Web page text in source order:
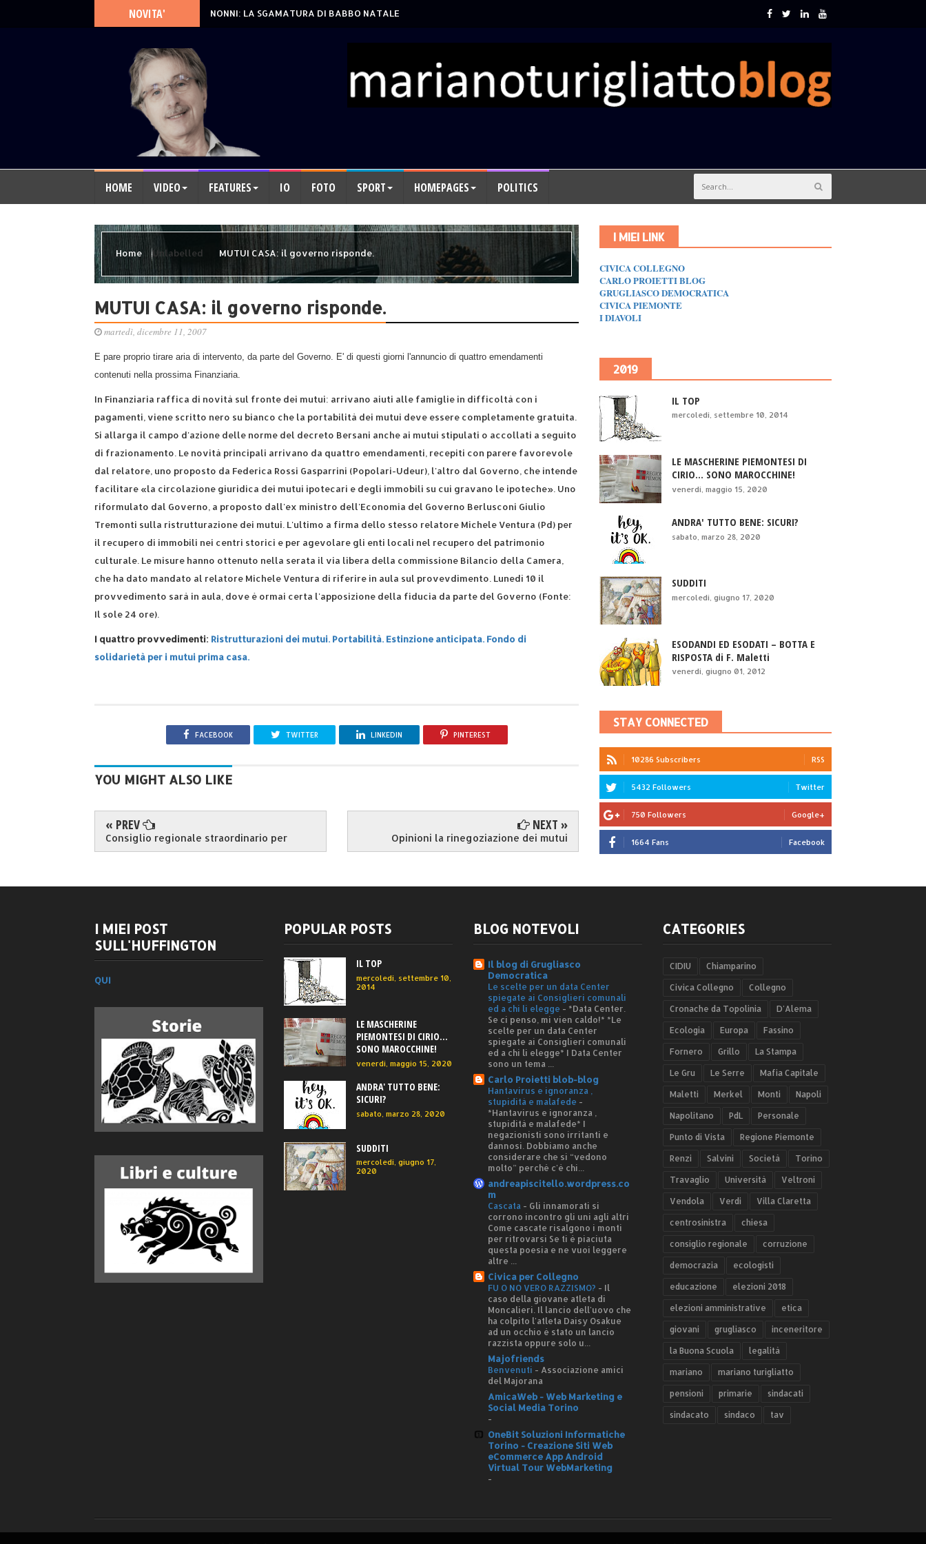
NOVITA' NONNI: LA SGAMATURA DI BABBO NATALE
HOME VIDEO FEATURES IO FOTO SPORT HOMEPAGES POLITICS
Home Unlabelled MUTUI CASA: il governo risponde.
MUTUI CASA: il governo risponde.
martedì, dicembre 11, 2007
E pare proprio tirare aria di intervento, da parte del Governo. E' di questi giorni l'annuncio di quattro emendamenti
contenuti nella prossima Finanziaria.
In Finanziaria raffica di novità sul fronte dei mutui: arrivano aiuti alle famiglie in difficoltà con i
pagamenti, viene scritto nero su bianco che la portabilità dei mutui deve essere completamente gratuita.
Si allarga il campo d'azione delle norme del decreto Bersani anche ai mutui stipulati o accollati a seguito
di frazionamento. Le novità principali arrivano da quattro emendamenti, recepiti con parere favorevole
dal relatore, uno proposto da Federica Rossi Gasparrini (Popolari-Udeur), l'altro dal Governo, che intende
facilitare «la circolazione giuridica dei mutui ipotecari e degli immobili su cui gravano le ipoteche». Uno
riformulato dal Governo, a proposto dall'ex ministro dell'Economia del Governo Berlusconi Giulio
Tremonti sulla ristrutturazione dei mutui. L'ultimo a firma dello stesso relatore Michele Ventura (Pd) per
il recupero di immobili nei centri storici e per agevolare gli enti locali nel recupero del patrimonio
culturale. Le misure hanno ottenuto nella serata il via libera della commissione Bilancio della Camera,
che ha dato mandato al relatore Michele Ventura di riferire in aula sul provevdimento. Lunedì 10 il
provvedimento sarà in aula, dove è ormai certa l'apposizione della fiducia da parte del Governo (Fonte:
Il sole 24 ore).
I quattro provvedimenti: Ristrutturazioni dei mutui. Portabilità. Estinzione anticipata. Fondo di
solidarietà per i mutui prima casa.
FACEBOOK TWITTER LINKEDIN PINTEREST
YOU MIGHT ALSO LIKE
« PREV
Consiglio regionale straordinario per
NEXT »
Opinioni la rinegoziazione dei mutui
I MIEI LINK
CIVICA COLLEGNO
CARLO PROIETTI BLOG
GRUGLIASCO DEMOCRATICA
CIVICA PIEMONTE
I DIAVOLI
2019
IL TOP
mercoledì, settembre 10, 2014
LE MASCHERINE PIEMONTESI DI
CIRIO... SONO MAROCCHINE!
venerdì, maggio 15, 2020
ANDRA' TUTTO BENE: SICURI?
sabato, marzo 28, 2020
SUDDITI
mercoledì, giugno 17, 2020
ESODANDI ED ESODATI – BOTTA E
RISPOSTA di F. Maletti
venerdì, giugno 01, 2012
STAY CONNECTED
10286 Subscribers RSS
5432 Followers Twitter
750 Followers Google+
1664 Fans Facebook
I MIEI POST
SULL'HUFFINGTON
QUI
POPULAR POSTS
IL TOP
mercoledì, settembre 10,
2014
LE MASCHERINE
PIEMONTESI DI CIRIO...
SONO MAROCCHINE!
venerdì, maggio 15, 2020
ANDRA' TUTTO BENE:
SICURI?
sabato, marzo 28, 2020
SUDDITI
mercoledì, giugno 17,
2020
BLOG NOTEVOLI
Il blog di Grugliasco
Democratica
Le scelte per un data Center
spiegate ai Consiglieri comunali
ed a chi li elegge - *Data Center.
Se ci penso, mi vien caldo!* *Le
scelte per un data Center
spiegate ai Consiglieri comunali
ed a chi li elegge* I Data Center
sono un tema ...
Carlo Proietti blob-blog
Hantavirus e ignoranza ,
stupidità e malafede -
*Hantavirus e ignoranza ,
stupidità e malafede* I
negazionisti sono irritanti e
dannosi. Dobbiamo anche
considerare che si “vedono
molto” perché c'è chi...
andreapiscitello.wordpress.co
m
Cascata - Gli innamorati si
corrono incontro gli uni agli altri
Come cascate risalgono i monti
per ritrovarsi Se ti è piaciuta
questa poesia e ne vuoi leggere
altre ...
Civica per Collegno
FU O NO VERO RAZZISMO? - Il
caso della giovane atleta di
Moncalieri. Il lancio dell'uovo che
ha colpito l'atleta Daisy Osakue
ad un occhio è stato un lancio
razzista oppure solo u...
Majofriends
Benvenuti - Associazione amici
del Majorana
AmicaWeb - Web Marketing e
Social Media Torino
-
OneBit Soluzioni Informatiche
Torino - Creazione Siti Web
eCommerce App Android
Virtual Tour WebMarketing
-
CATEGORIES
CIDIU Chiamparino
Civica Collegno Collegno
Cronache da Topolinia D'Alema
Ecologia Europa Fassino
Fornero Grillo La Stampa
Le Gru Le Serre Mafia Capitale
Maletti Merkel Monti Napoli
Napolitano PdL Personale
Punto di Vista Regione Piemonte
Renzi Salvini Società Torino
Travaglio Università Veltroni
Vendola Verdi Villa Claretta
centrosinistra chiesa
consiglio regionale corruzione
democrazia ecologisti
educazione elezioni 2018
elezioni amministrative etica
giovani grugliasco inceneritore
la Buona Scuola legalità
mariano mariano turigliatto
pensioni primarie sindacati
sindacato sindaco tav